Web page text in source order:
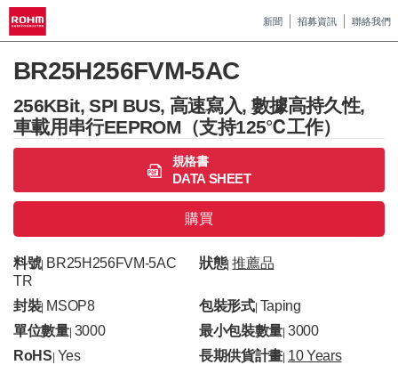
新聞 招募資訊 聯絡我們
BR25H256FVM-5AC
256KBit, SPI BUS, 高速寫入, 數據高持久性,
車載用串行EEPROM（支持125℃工作）
規格書
DATA SHEET
購買
料號| BR25H256FVM-5AC
TR
狀態|推薦品
封裝| MSOP8 包裝形式| Taping
單位數量| 3000 最小包裝數量 |3000
RoHS Yes 長期供貨計畫 10 Years